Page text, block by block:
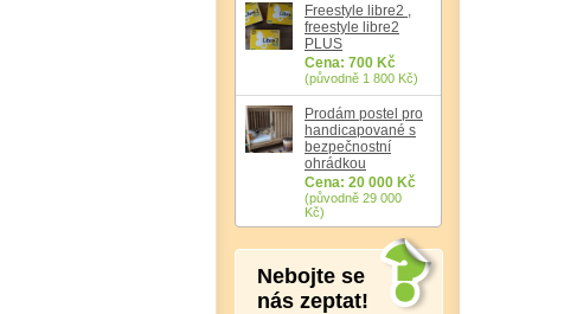
Freestyle libre2 ,
freestyle libre2
PLUS
Cena: 700 Kč
(původně 1 800 Kč)
Prodám postel pro
handicapované s
bezpečnostní
ohrádkou
Cena: 20 000 Kč
(původně 29 000
Kč)
Nebojte se
nás zeptat!